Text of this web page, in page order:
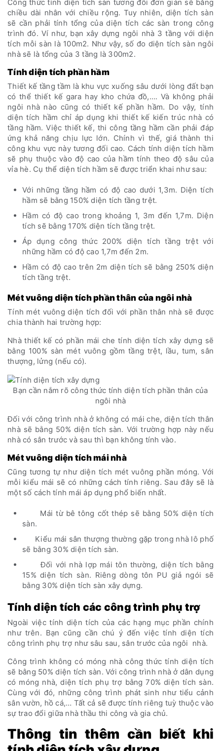
Công thức tính diện tích sàn tương đối đơn giản sẽ bằng
chiều dài nhân với chiều rộng. Tuy nhiên, diện tích sàn
sẽ cần phải tính tổng của diện tích các sàn trong công
trình đó. Ví như, bạn xây dựng ngôi nhà 3 tầng với diện
tích mỗi sàn là 100m2. Như vậy, số đo diện tích sàn ngôi
nhà sẽ là tổng của 3 tầng là 300m2.
Tính diện tích phần hầm
Thiết kế tầng tầm là khu vực xuống sâu dưới lòng đất bạn
có thể thiết kế gara hay kho chứa đồ,…. Và không phải
ngôi nhà nào cũng có thiết kế phần hầm. Do vậy, tính
diện tích hầm chỉ áp dụng khi thiết kế kiến trúc nhà có
tầng hầm. Việc thiết kế, thi công tầng hầm cần phải đáp
ứng khả năng chịu lực lớn. Chính vì thế, giá thành thi
công khu vực này tương đối cao. Cách tính diện tích hầm
sẽ phụ thuộc vào độ cao của hầm tính theo độ sâu của
vỉa hè. Cụ thể diện tích hầm sẽ được triển khai như sau:
Với những tầng hầm có độ cao dưới 1,3m. Diện tích
hầm sẽ bằng 150% diện tích tầng trệt.
Hầm có độ cao trong khoảng 1, 3m đến 1,7m. Diện
tích sẽ bằng 170% diện tích tầng trệt.
Áp dụng công thức 200% diện tích tầng trệt với
những hầm có độ cao 1,7m đến 2m.
Hầm có độ cao trên 2m diện tích sẽ bằng 250% diện
tích tầng trệt.
Mét vuông diện tích phần thân của ngôi nhà
Tính mét vuông diện tích đối với phần thân nhà sẽ được
chia thành hai trường hợp:
Nhà thiết kế có phần mái che tính diện tích xây dựng sẽ
bằng 100% sàn mét vuông gồm tầng trệt, lầu, tum, sân
thượng, lửng (nếu có).
Bạn cần nắm rõ công thức tính diện tích phần thân của
ngôi nhà
Đối với công trình nhà ở không có mái che, diện tích thân
nhà sẽ bằng 50% diện tích sàn. Với trường hợp này nếu
nhà có sân trước và sau thì bạn không tính vào.
Mét vuông diện tích mái nhà
Cũng tương tự như diện tích mét vuông phần móng. Với
mỗi kiểu mái sẽ có những cách tính riêng. Sau đây sẽ là
một số cách tính mái áp dụng phổ biến nhất.
Mái từ bê tông cốt thép sẽ bằng 50% diện tích
sàn.
Kiểu mái sân thượng thường gặp trong nhà lô phố
sẽ bằng 30% diện tích sàn.
Đối với nhà lợp mái tôn thường, diện tích bằng
15% diện tích sàn. Riêng dòng tôn PU giả ngói sẽ
bằng 30% diện tích sàn xây dựng.
Tính diện tích các công trình phụ trợ
Ngoài việc tính diện tích của các hạng mục phần chính
như trên. Bạn cũng cần chú ý đến việc tính diện tích
công trình phụ trợ như sâu sau, sân trước của ngôi nhà.
Công trình không có móng nhà công thức tính diện tích
sẽ bằng 50% diện tích sàn. Với công trình nhà ở dân dụng
có móng nhà, diện tích phụ trợ bằng 70% diện tích sàn.
Cùng với đó, những công trình phát sinh như tiểu cảnh
sân vườn, hồ cá,… Tất cả sẽ được tính riêng tuỳ thuộc vào
sự trao đổi giữa nhà thầu thi công và gia chủ.
Thông tin thêm cần biết khi